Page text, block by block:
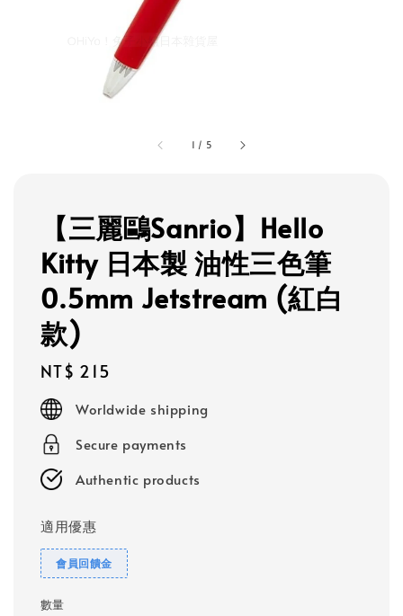
1 / 5
【三麗鷗Sanrio】Hello
Kitty 日本製 油性三色筆
0.5mm Jetstream (紅白
款)
Regular
price
NT$ 215
Worldwide shipping
Secure payments
Authentic products
適用優惠
會員回饋金
數量